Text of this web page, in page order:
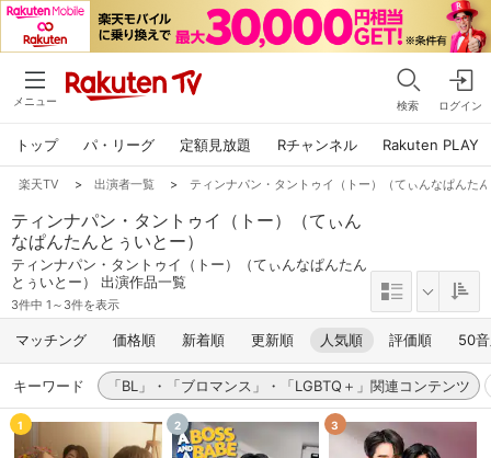
メニュー 検索 ログイン
トップ パ・リーグ 定額見放題 Rチャンネル Rakuten PLAY
楽天TV > 出演者一覧 > ティンナパン・タントゥイ（トー）（てぃんなぱんた
ティンナパン・タントゥイ（トー）（てぃん
なぱんたんとぅいとー）
ティンナパン・タントゥイ（トー）（てぃんなぱんたん
とぅいとー） 出演作品一覧
3件中 1～3件を表示
マッチング 価格順 新着順 更新順 人気順 評価順 50
キーワード 「BL」・「ブロマンス」・「LGBTQ＋」関連コンテンツ
1 2 3